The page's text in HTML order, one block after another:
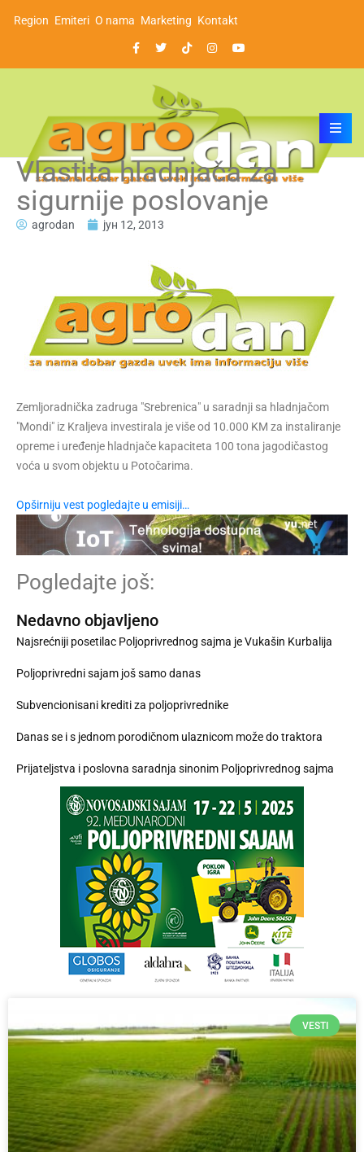
Region Emiteri O nama Marketing Kontakt
Vlastita hladnjača za
sigurnije poslovanje
agrodan јун 12, 2013
Zemljoradnička zadruga "Srebrenica" u saradnji sa hladnjačom
"Mondi" iz Kraljeva investirala je više od 10.000 KM za instaliranje
opreme i uređenje hladnjače kapaciteta 100 tona jagodičastog
voća u svom objektu u Potočarima.
Opširniju vest pogledajte u emisiji…
Pogledajte još:
Nedavno objavljeno
Najsrećniji posetilac Poljoprivrednog sajma je Vukašin Kurbalija
Poljoprivredni sajam još samo danas
Subvencionisani krediti za poljoprivrednike
Danas se i s jednom porodičnom ulaznicom može do traktora
Prijateljstva i poslovna saradnja sinonim Poljoprivrednog sajma
VESTI